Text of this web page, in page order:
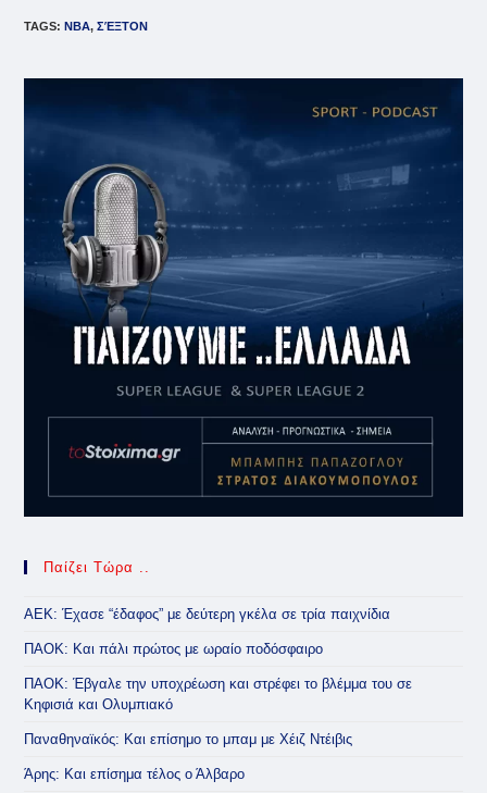
TAGS:NBA, ΣΈΞΤΟΝ
Παίζει Τώρα ..
ΑΕΚ: Έχασε “έδαφος” με δεύτερη γκέλα σε τρία παιχνίδια
ΠΑΟΚ: Και πάλι πρώτος με ωραίο ποδόσφαιρο
ΠΑΟΚ: Έβγαλε την υποχρέωση και στρέφει το βλέμμα του σε
Κηφισιά και Ολυμπιακό
Παναθηναϊκός: Και επίσημο το μπαμ με Χέιζ Ντέιβις
Άρης: Και επίσημα τέλος ο Άλβαρο